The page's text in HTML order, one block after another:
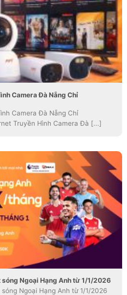
Camera Đà Nẵng Chỉ
Camera Đà Nẵng Chỉ
Truyền Hình Camera Đà [...]
Ngoại Hạng Anh từ 1/1/2026
Ngoại Hạng Anh từ 1/1/2026